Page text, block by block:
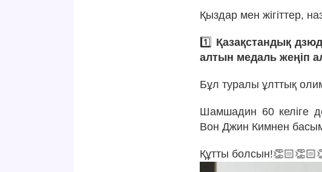
Қыздар мен жігіттер,
1️⃣ Қазақстандық
алтын медаль жеңіп
Бұл туралы ұлттық
Шамшадин 60 келіге
Вон Джин Кимнен басым
Құтты